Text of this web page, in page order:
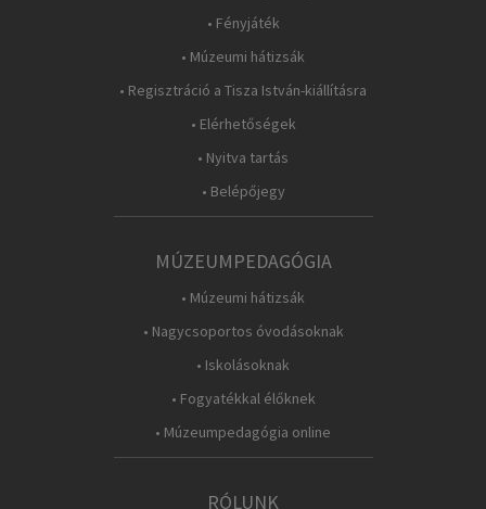
• Fényjáték
• Múzeumi hátizsák
• Regisztráció a Tisza István-kiállításra
• Elérhetőségek
• Nyitva tartás
• Belépőjegy
MÚZEUMPEDAGÓGIA
• Múzeumi hátizsák
• Nagycsoportos óvodásoknak
• Iskolásoknak
• Fogyatékkal élőknek
• Múzeumpedagógia online
RÓLUNK